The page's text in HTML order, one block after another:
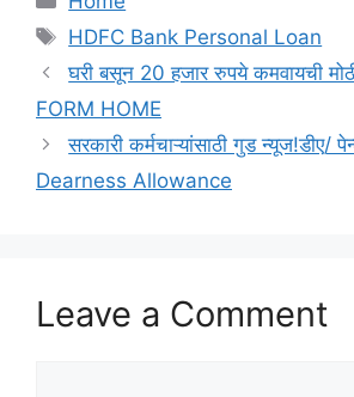
Tags
HDFC Bank Personal Loan
घरी बसून 20 हजार रुपये कमवायची
FORM HOME
सरकारी कर्मचाऱ्यांसाठी गुड
Dearness Allowance
Leave a Comment